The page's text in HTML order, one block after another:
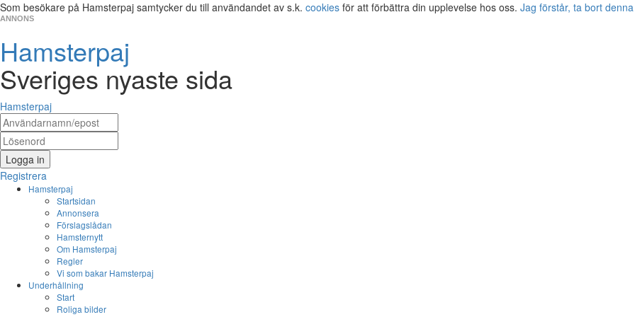
Som besökare på Hamsterpaj samtycker du till användandet av s.k. cookies för att förbättra din upplevelse hos oss. Jag förstår, ta bort
ANNONS
Hamsterpaj
Sveriges nyaste sida
Hamsterpaj
Logga in
Registrera
Hamsterpaj
Startsidan
Annonsera
Förslagslådan
Hamsternytt
Om Hamsterpaj
Regler
Vi som bakar Hamsterpaj
Underhållning
Start
Roliga bilder